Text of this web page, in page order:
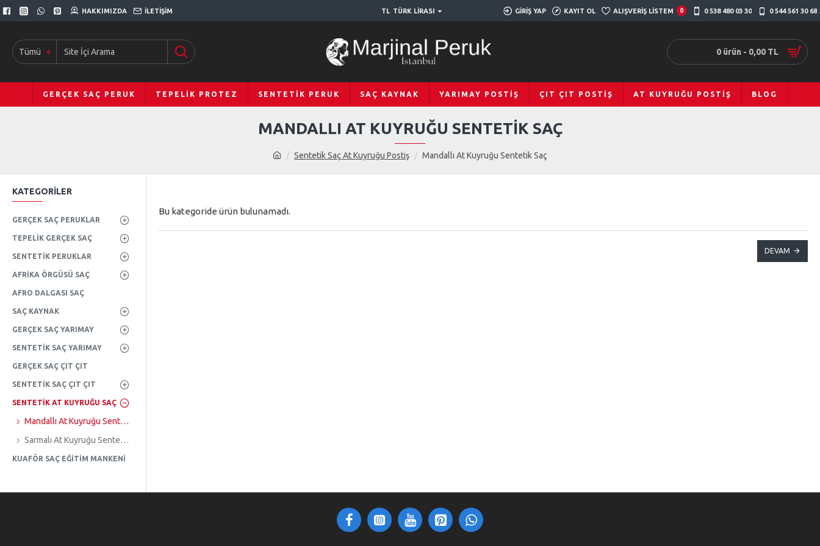
HAKKIMIZDA İLETIŞIM TL TÜRK LIRASI GIRIŞ YAP KAYIT OL ALIŞVERIŞ LISTEM 0 0 538 480 03 30 0 544 561 30 68
Tümü 0 ürün - 0,00 TL
GERÇEK SAÇ PERUK TEPELIK PROTEZ SENTETIK PERUK SAÇ KAYNAK YARIMAY POSTIŞ ÇIT ÇIT POSTIŞ AT KUYRUĞU POSTIŞ BLOG
Sentetik Saç At Kuyruğu Postiş Mandallı At Kuyruğu Sentetik Saç
MANDALLI AT KUYRUĞU SENTETIK SAÇ
KATEGORILER
GERÇEK SAÇ PERUKLAR
TEPELIK GERÇEK SAÇ
SENTETIK PERUKLAR
AFRIKA ÖRGÜSÜ SAÇ
AFRO DALGASI SAÇ
SAÇ KAYNAK
GERÇEK SAÇ YARIMAY
SENTETIK SAÇ YARIMAY
GERÇEK SAÇ ÇIT ÇIT
SENTETIK SAÇ ÇIT ÇIT
SENTETIK AT KUYRUĞU SAÇ
Mandallı At Kuyruğu Sentetik Saç
Sarmalı At Kuyruğu Sentetik Saç
KUAFÖR SAÇ EĞITIM MANKENI
Bu kategoride ürün bulunamadı.
DEVAM